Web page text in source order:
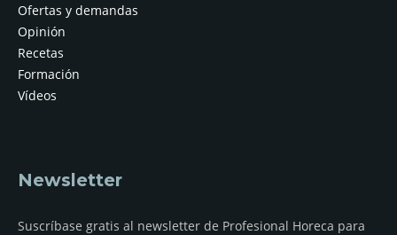
Ofertas y demandas
Opinión
Recetas
Formación
Vídeos
Newsletter
Suscríbase gratis al newsletter de Profesional Horeca para